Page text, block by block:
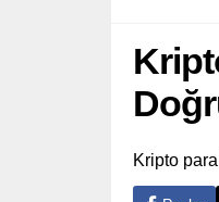
Kripto